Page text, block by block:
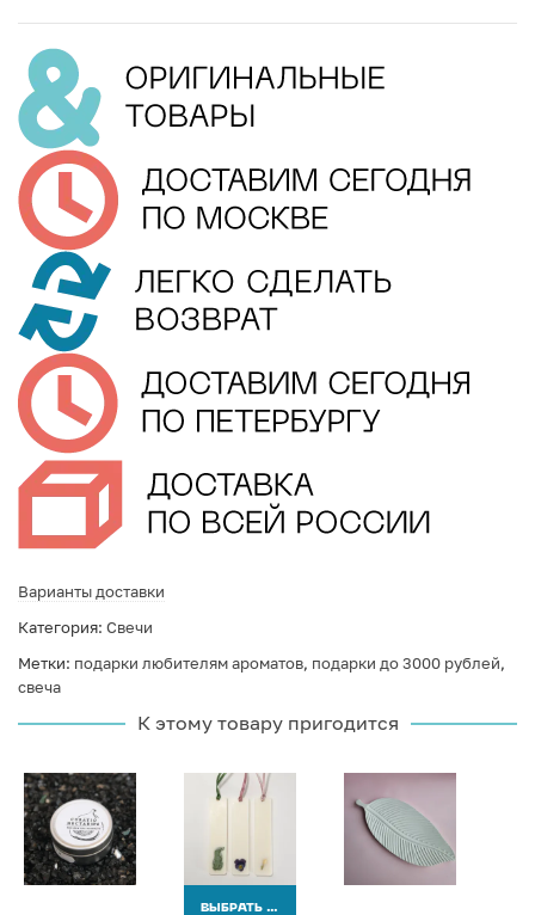
Варианты доставки
Категория: Свечи
Метки: подарки любителям ароматов, подарки до 3000 рублей,
свеча
К этому товару пригодится
ВЫБРАТЬ ВАРИАНТЫ